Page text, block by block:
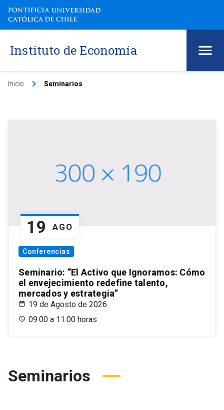
Instituto de Economía
Inicio keyboard_arrow_right Seminarios
19 AGO
Conferencias
Seminario: “El Activo que Ignoramos: Cómo
el envejecimiento redefine talento,
mercados y estrategia”
19 de Agosto de 2026
09:00 a 11:00 horas
Seminarios